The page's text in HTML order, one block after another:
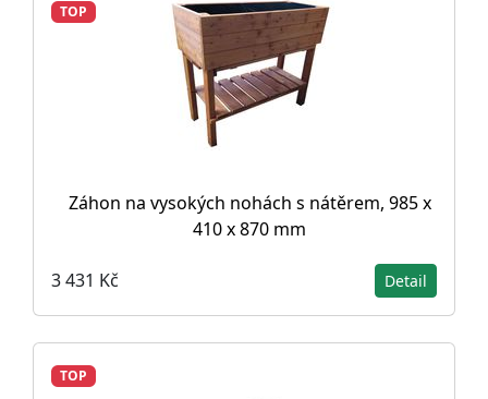
TOP
Záhon na vysokých nohách s nátěrem, 985 x
410 x 870 mm
3 431 Kč Detail
TOP